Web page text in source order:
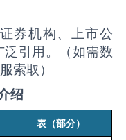
券机构、上市公
引用。（如需数
索取）
绍
表（部分）